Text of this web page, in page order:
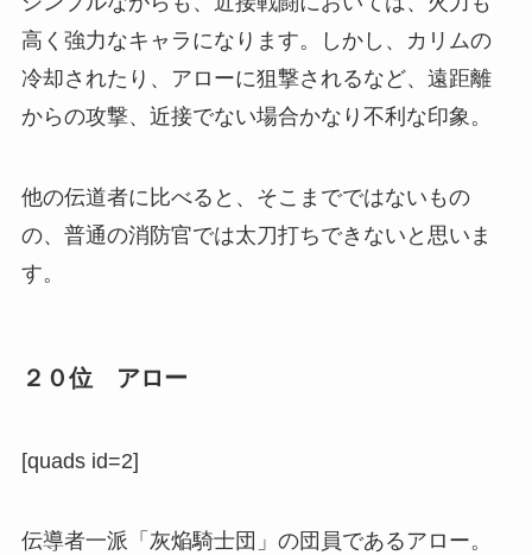
高く強力なキャラになります。しかし、カリムの
冷却されたり、アローに狙撃されるなど、遠距離
からの攻撃、近接でない場合かなり不利な印象。
他の伝道者に比べると、そこまでではないもの
の、普通の消防官では太刀打ちできないと思いま
す。
２０位 アロー
[quads id=2]
伝導者一派「灰焔騎士団」の団員であるアロー。